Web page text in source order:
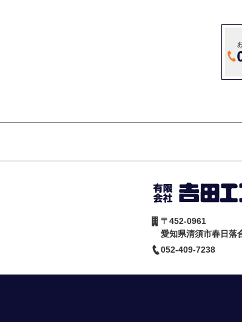
〒452-0961
愛知県清須市春日落
052-409-7238